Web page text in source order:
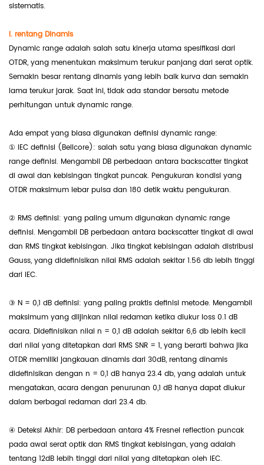
sistematis.
I. rentang Dinamis
Dynamic range adalah salah satu kinerja utama spesifikasi dari
OTDR, yang menentukan maksimum terukur panjang dari serat optik.
Semakin besar rentang dinamis yang lebih baik kurva dan semakin
lama terukur jarak. Saat ini, tidak ada standar bersatu metode
perhitungan untuk dynamic range.
Ada empat yang biasa digunakan definisi dynamic range:
① IEC definisi (Bellcore): salah satu yang biasa digunakan dynamic
range definisi. Mengambil DB perbedaan antara backscatter tingkat
di awal dan kebisingan tingkat puncak. Pengukuran kondisi yang
OTDR maksimum lebar pulsa dan 180 detik waktu pengukuran.
② RMS definisi: yang paling umum digunakan dynamic range
definisi. Mengambil DB perbedaan antara backscatter tingkat di awal
dan RMS tingkat kebisingan. Jika tingkat kebisingan adalah distribusi
Gauss, yang didefinisikan nilai RMS adalah sekitar 1.56 db lebih tinggi
dari IEC.
③ N = 0,1 dB definisi: yang paling praktis definisi metode. Mengambil
maksimum yang diijinkan nilai redaman ketika diukur loss 0.1 dB
acara. Didefinisikan nilai n = 0,1 dB adalah sekitar 6,6 db lebih kecil
dari nilai yang ditetapkan dari RMS SNR = 1, yang berarti bahwa jika
OTDR memiliki jangkauan dinamis dari 30dB, rentang dinamis
didefinisikan dengan n = 0,1 dB hanya 23.4 db, yang adalah untuk
mengatakan, acara dengan penurunan 0,1 dB hanya dapat diukur
dalam berbagai redaman dari 23.4 db.
④ Deteksi Akhir: DB perbedaan antara 4% Fresnel reflection puncak
pada awal serat optik dan RMS tingkat kebisingan, yang adalah
tentang 12dB lebih tinggi dari nilai yang ditetapkan oleh IEC.